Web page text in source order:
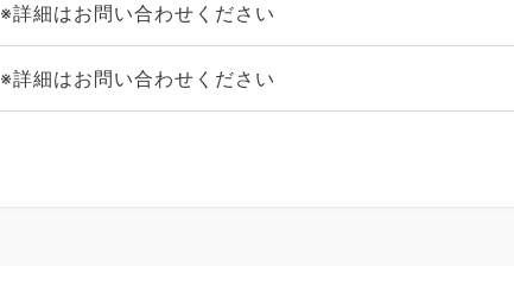
※詳細はお問い合わせください
※詳細はお問い合わせください